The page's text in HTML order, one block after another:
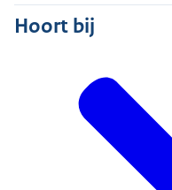
Hoort bij